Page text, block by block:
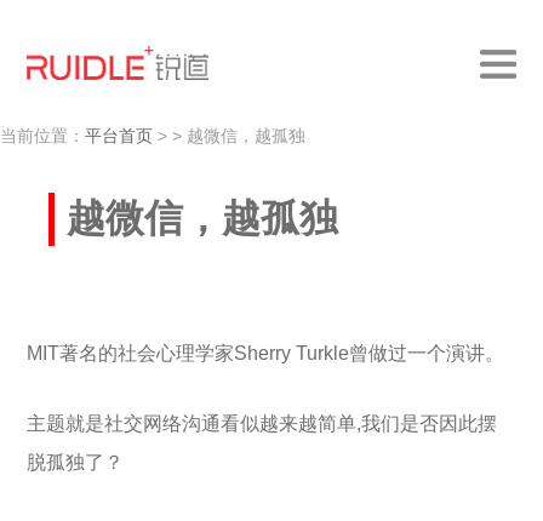
当前位置： 平台首页 > > 越微信，越孤独
越微信，越孤独
MIT著名的社会心理学家Sherry Turkle曾做过一个演讲。
主题就是社交网络沟通看似越来越简单,我们是否因此摆
脱孤独了？